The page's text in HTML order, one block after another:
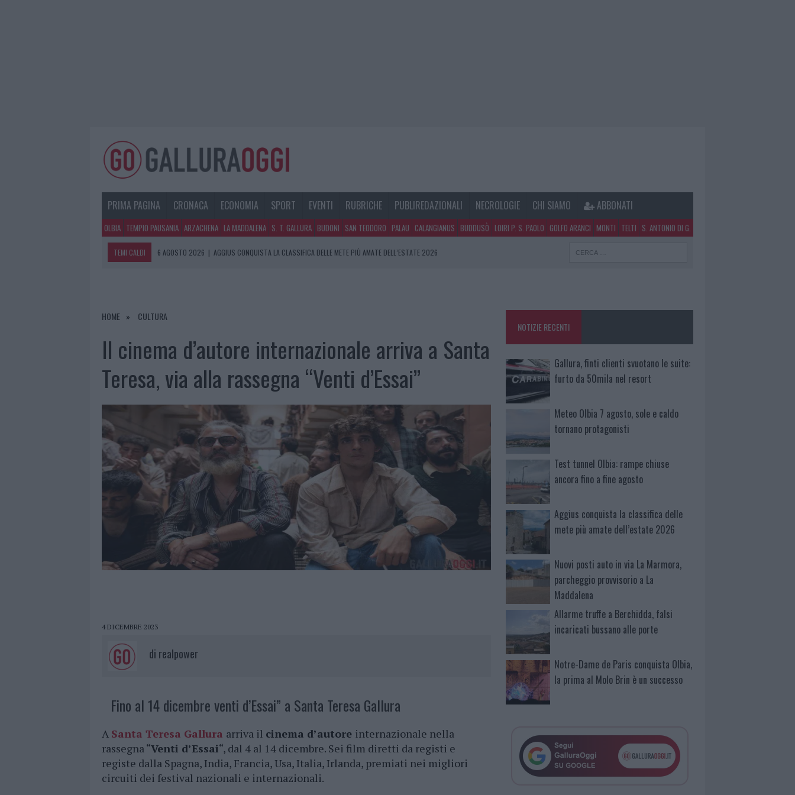
PRIMA PAGINA CRONACA ECONOMIA SPORT EVENTI RUBRICHE PUBLIREDAZIONALI NECROLOGIE CHI SIAMO ABBONATI
OLBIA TEMPIO PAUSANIA ARZACHENA LA MADDALENA S. T. GALLURA BUDONI SAN TEODORO PALAU CALANGIANUS BUDDUSÒ LOIRI P. S. PAOLO GOLFO ARANCI MONTI TELTI S. ANTONIO DI G.
TEMI CALDI 6 AGOSTO 2026 | AGGIUS CONQUISTA LA CLASSIFICA DELLE METE PIÙ AMATE DELL’ESTATE 2026
6 AGOSTO 2026 | NUOVI POSTI AUTO IN VIA LA MARMORA, PARCHEGGIO PROVVISORIO A LA MADDALENA
6 AGOSTO 2026 |
HOME CULTURA
Il cinema d’autore internazionale arriva a Santa
Teresa, via alla rassegna “Venti d’Essai”
4 DICEMBRE 2023
di realpower
Fino al 14 dicembre venti d’Essai” a Santa Teresa Gallura
A Santa Teresa Gallura arriva il cinema d’autore internazionale nella
rassegna “Venti d’Essai“, dal 4 al 14 dicembre. Sei film diretti da registi e
registe dalla Spagna, India, Francia, Usa, Italia, Irlanda, premiati nei migliori
circuiti dei festival nazionali e internazionali.
NOTIZIE RECENTI
Gallura, finti clienti svuotano le suite:
furto da 50mila nel resort
Meteo Olbia 7 agosto, sole e caldo
tornano protagonisti
Test tunnel Olbia: rampe chiuse
ancora fino a fine agosto
Aggius conquista la classifica delle
mete più amate dell’estate 2026
Nuovi posti auto in via La Marmora,
parcheggio provvisorio a La
Maddalena
Allarme truffe a Berchidda, falsi
incaricati bussano alle porte
Notre-Dame de Paris conquista Olbia,
la prima al Molo Brin è un successo